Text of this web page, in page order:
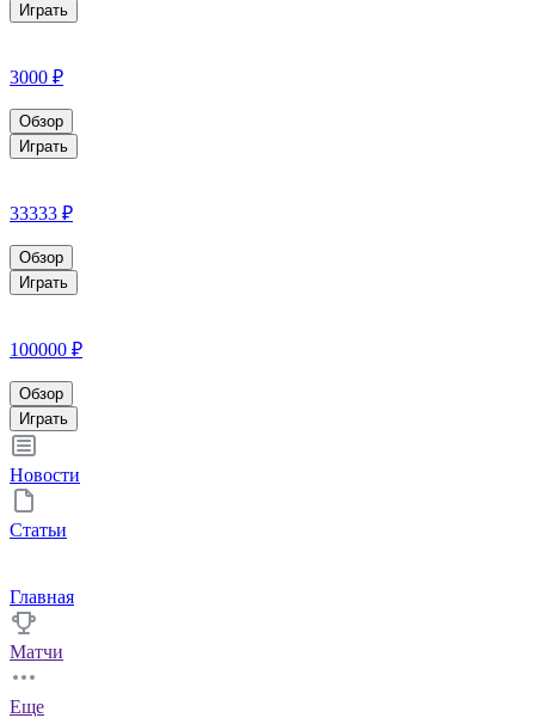
Играть
3000 ₽
Обзор
Играть
33333 ₽
Обзор
Играть
100000 ₽
Обзор
Играть
Новости
Статьи
Главная
Матчи
Еще